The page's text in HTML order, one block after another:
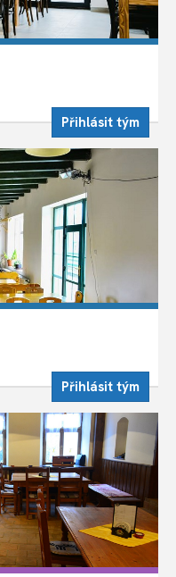
Přihlásit tým
Přihlásit tým